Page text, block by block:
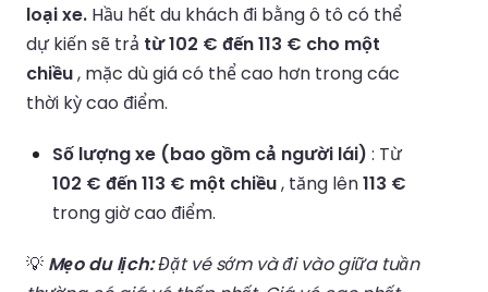
loại xe. Hầu hết du khách đi bằng ô tô có thể
dự kiến sẽ trả từ 102 € đến 113 € cho một
chiều, mặc dù giá có thể cao hơn trong các
thời kỳ cao điểm.
Số lượng xe (bao gồm cả người lái) : Từ
102 € đến 113 € một chiều, tăng lên113 €
trong giờ cao điểm.
💡 Mẹo du lịch:Đặt vé sớm và đi vào giữa tuần